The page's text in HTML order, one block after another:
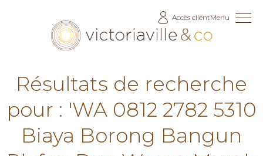
Accès clientMenu
Résultats de recherche
pour : 'WA 0812 2782 5310
Biaya Borong Bangun